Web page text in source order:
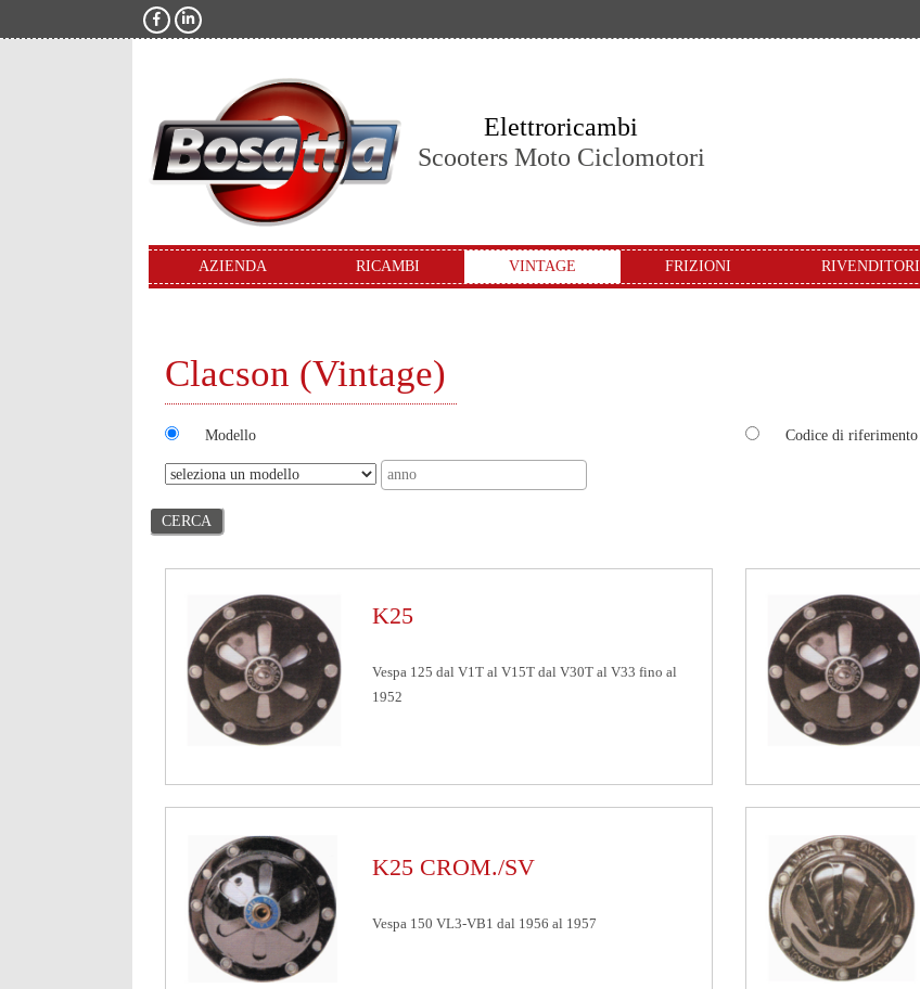
Elettroricambi
Scooters Moto Ciclomotori
AZIENDA RICAMBI VINTAGE FRIZIONI RIVENDITORI
Clacson (Vintage)
Modello Codice di riferimento
K25
Vespa 125 dal V1T al V15T dal V30T al V33 fino al
1952
K25 CROM./SV
Vespa 150 VL3-VB1 dal 1956 al 1957